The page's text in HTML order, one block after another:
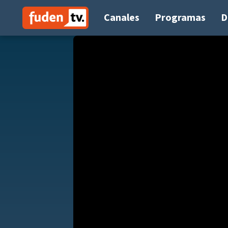
contenido
Canales Programas